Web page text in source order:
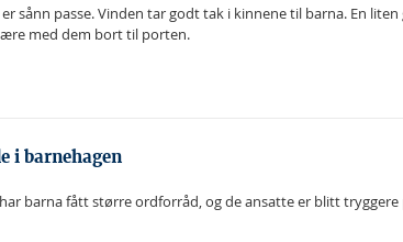
sånn passe. Vinden tar godt tak i kinnene til barna. En
med dem bort til porten.
i barnehagen
barna fått større ordforråd, og de ansatte er blitt tryggere